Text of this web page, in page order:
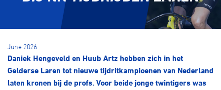
Magazine
Nieuws
Shop
June 2026
Daniek Hengeveld en Huub Artz hebben zich in het
Gelderse Laren tot nieuwe tijdritkampioenen van Nederland
laten kronen bij de profs. Voor beide jonge twintigers was
Kunstwielrijden ID-Cycling
Baanwielrennen
BMX freestyle Gravel